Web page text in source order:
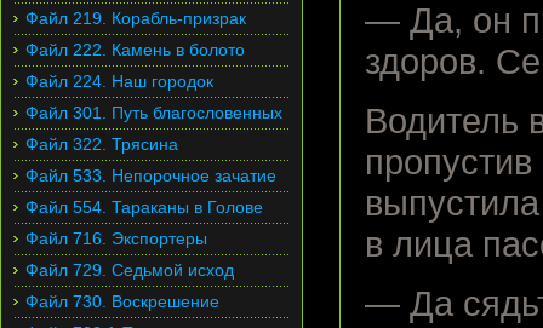
— Да, он
здоров.
Водитель
в лица
— Да
Файл 219. Корабль-призрак
Файл 222. Камень в болото
Файл 224. Наш городок
Файл 301. Путь благословенных
Файл 322. Трясина
Файл 533. Непорочное зачатие
Файл 554. Тараканы в Голове
Файл 716. Экспортеры
Файл 729. Седьмой исход
Файл 730. Воскрешение